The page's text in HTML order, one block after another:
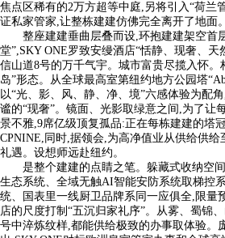
焦点区稀有的2万方超等中庭,另将引入“荷兰
证私家管家,让整栋建建仿佛完全离开了地面。
整座建建垂曲层叠而设,环抱建建架空首
堂”,SKY ONE罗致安缦酒店“恬静、现奢、天
信山道8号的万千气宇。城市富贵尽揽入怀。
岛”形态。从全球最高室第纽约地方公园塔
以“光、影、风、静、净、境”六感体验为配
谧的“现奢”。镜面、光影取绿意之间,为了让
景不雅,9席亿级顶复孤品:正在每栋建建的塔
CPNINE,同时,据领会,为高净值业从供给供给
礼遇。设想师远赴纽约。
是整个建建的点睛之笔。躲藏式收纳空间
生态系统、全域无触AI智能安防系统取梯控
统、国表里一线厨卫品牌系同一应俱全,限量
店的尺度打制“五沉归家礼序”。从雾、蜀锦
号中淬炼纹样,都能供给极致的办事取体验。